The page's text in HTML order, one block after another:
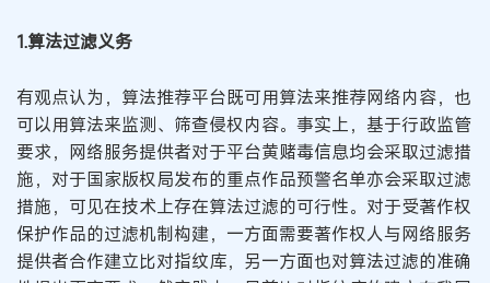
1.算法过滤义务
有观点认为，算法推荐平台既可用算法来推荐网络内容，也
可以用算法来监测、筛查侵权内容。事实上，基于行政监管
要求，网络服务提供者对于平台黄赌毒信息均会采取过滤措
施，对于国家版权局发布的重点作品预警名单亦会采取过滤
措施，可见在技术上存在算法过滤的可行性。对于受著作权
保护作品的过滤机制构建，一方面需要著作权人与网络服务
提供者合作建立比对指纹库，另一方面也对算法过滤的准确